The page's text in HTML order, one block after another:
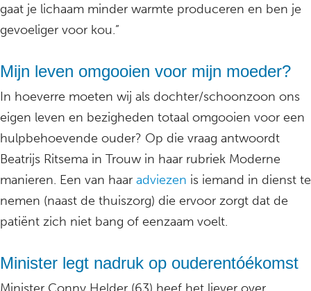
gaat je lichaam minder warmte produceren en ben je
gevoeliger voor kou.”
Mijn leven omgooien voor mijn moeder?
In hoeverre moeten wij als dochter/schoonzoon ons
eigen leven en bezigheden totaal omgooien voor een
hulpbehoevende ouder? Op die vraag antwoordt
Beatrijs Ritsema in Trouw in haar rubriek Moderne
manieren. Een van haar adviezen is iemand in dienst te
nemen (naast de thuiszorg) die ervoor zorgt dat de
patiënt zich niet bang of eenzaam voelt.
Minister legt nadruk op ouderentóékomst